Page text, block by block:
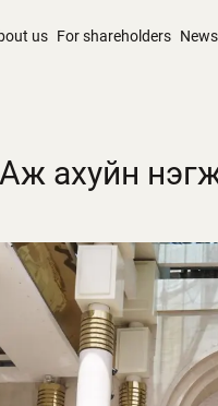
us For shareholders News
ахуйн